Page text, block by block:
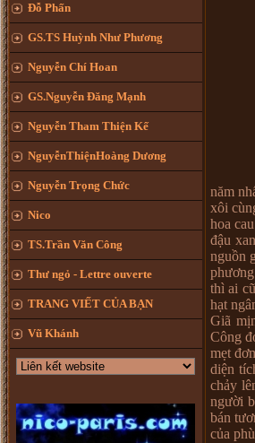
Đỗ Phấn
GS.TS Huỳnh Như Phương
Nguyễn Chí Hoan
GS.Nguyễn Đăng Mạnh
Nguyễn Tham Thiện Kế
NguyễnThiệnHoàng Dương
Nguyễn Trọng Chức
Nico
TS.Trần Văn Công
Thư ngỏ - Lettre ouverte
TRANG VIẾT CỦA BẠN
Vũ Khánh
năm
xôi
hoa
đậu
nguồn
thì ai
hạt
Giã
Công
mẹt
diện
chảy
người
bán
của